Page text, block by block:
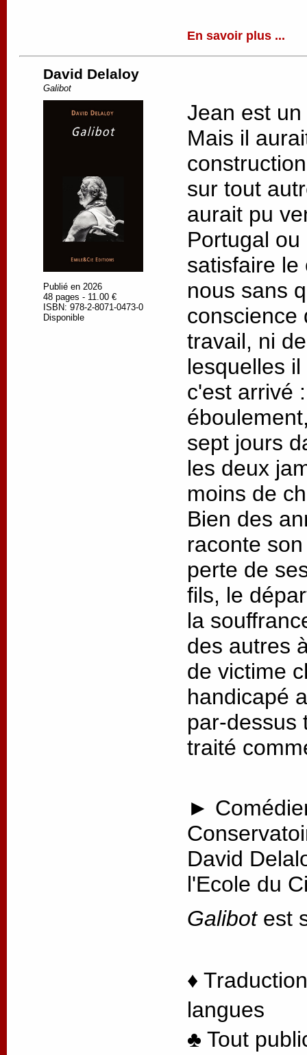
En savoir plus ...
David Delaloy
Galibot
Publié en 2026
48 pages - 11.00 €
ISBN: 978-2-8071-0473-0
Disponible
Jean est
Mais il
sur tout
aurait pu
Portugal
satisfaire le
nous sans
conscience
travail, ni
lesquelles
c'est arrivé
sept jours
les deux
moins de
Bien des
raconte
perte de
fils, le
la
des autres
de victime
handicapé
par-dessus
traité
►
David
l'Ecole du
Galibotest
♦
langues
♣ Tout